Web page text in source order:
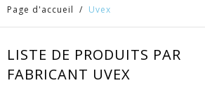
Page d'accueil / Uvex
LISTE DE PRODUITS PAR
FABRICANT UVEX